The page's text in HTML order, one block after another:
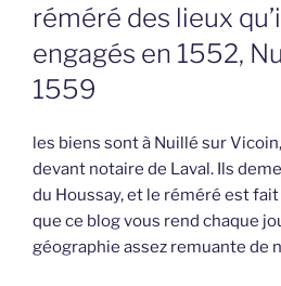
réméré des lieux
engagés en 1552,
1559
les biens sont à Nuillé sur
devant notaire de Laval. Ils
du Houssay, et le réméré est
que ce blog vous rend chaque
géographie assez remuante de